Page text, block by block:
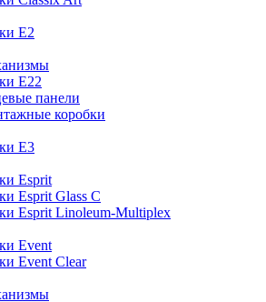
E2
E22
панели
коробки
E3
Esprit
Esprit Glass C
Esprit Linoleum-Multiplex
Event
Event Clear